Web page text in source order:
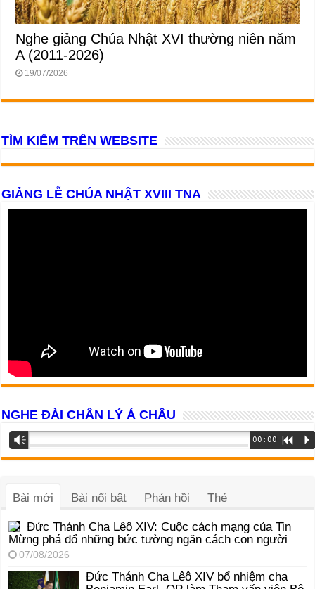
Nghe giảng Chúa Nhật XVI thường niên năm
A (2011-2026)
19/07/2026
TÌM KIẾM TRÊN WEBSITE
GIẢNG LỄ CHÚA NHẬT XVIII TNA
NGHE ĐÀI CHÂN LÝ Á CHÂU
Trình
phát
Vm 00:00 R P
Bài mới Bài nổi bật Phản hồi Thẻ
Đức Thánh Cha Lêô XIV: Cuộc cách mạng của Tin
Mừng phá đổ những bức tường ngăn cách con người
07/08/2026
Đức Thánh Cha Lêô XIV bổ nhiệm cha